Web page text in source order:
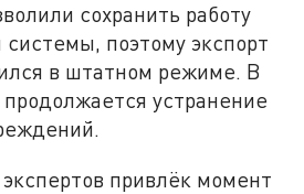
сохранить работу
системы, поэтому экспорт
в штатном режиме. В
устранение
привлёк момент